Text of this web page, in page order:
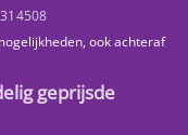
ook achteraf
geprijsde